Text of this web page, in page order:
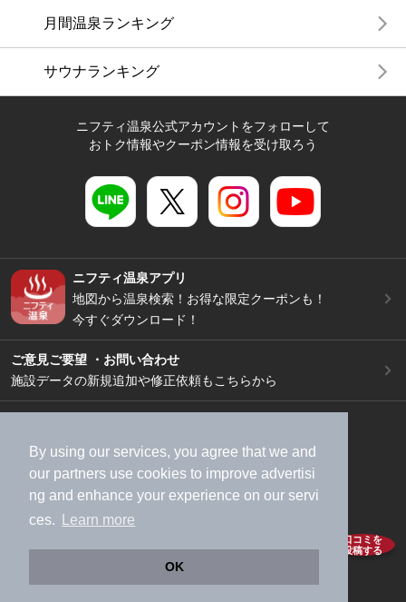
By using our services, you agree that we and
our partners use cookies to improve advertisi
ng and enhance your experience on our servi
ces.
Learn more
OK
口コミを
投稿する
月間温泉ランキング
サウナランキング
ニフティ温泉公式アカウントをフォローして
おトク情報やクーポン情報を受け取ろう
ニフティ温泉アプリ
地図から温泉検索！お得な限定クーポンも！
今すぐダウンロード！
ご意見ご要望 ・お問い合わせ
施設データの新規追加や修正依頼もこちらから
加盟店募集（資料請求）
広告出稿のご案内
利用規約
ライフスタイルMEMBERS+規約
特定商取引法に基づく表記
ヘルプ
採用情報
運営会社